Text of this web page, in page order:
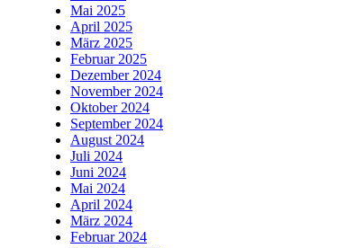
Mai 2025
April 2025
März 2025
Februar 2025
Dezember 2024
November 2024
Oktober 2024
September 2024
August 2024
Juli 2024
Juni 2024
Mai 2024
April 2024
März 2024
Februar 2024